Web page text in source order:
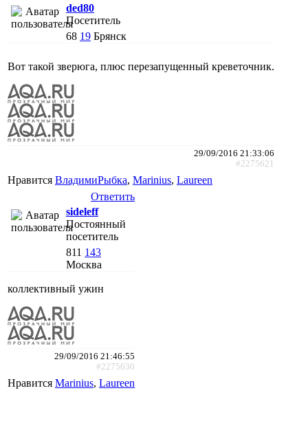
ded80
Посетитель
68 19 Брянск
Вот такой зверюга, плюс перезапущенный креветочник.
29/09/2016 21:33:06
#2275621
Нравится ВладимиРыбка, Marinius, Laureen
Ответить
sideleff
Постоянный
посетитель
811 143
Москва
коллективный ужин
29/09/2016 21:46:55
#2275630
Нравится Marinius, Laureen